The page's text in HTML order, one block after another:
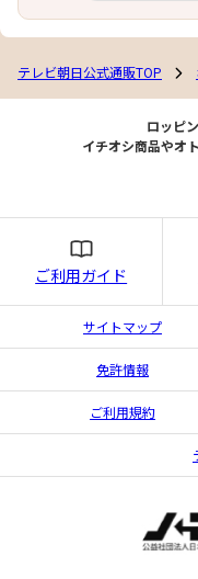
テレビ朝日公式通販TOP
ロッピ
イチオシ商品やオ
ご利用ガイド
サイトマップ
免許情報
ご利用規約